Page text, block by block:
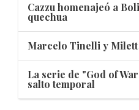
Cazzu homenajeó a
quechua
Marcelo Tinelli y Milett
La serie de "God of
salto temporal